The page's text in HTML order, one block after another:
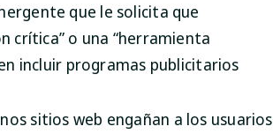
que le solicita que
crítica” o una “herramienta
incluir programas publicitarios
sitios web engañan a los usuarios